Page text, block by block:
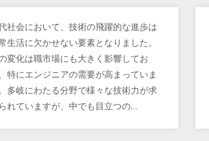
社会において、技術の飛躍的な進歩は
生活に欠かせない要素となりました。
変化は職市場にも大きく影響してお
特にエンジニアの需要が高まっていま
多岐にわたる分野で様々な技術力が求
れていますが、中でも目立つの…